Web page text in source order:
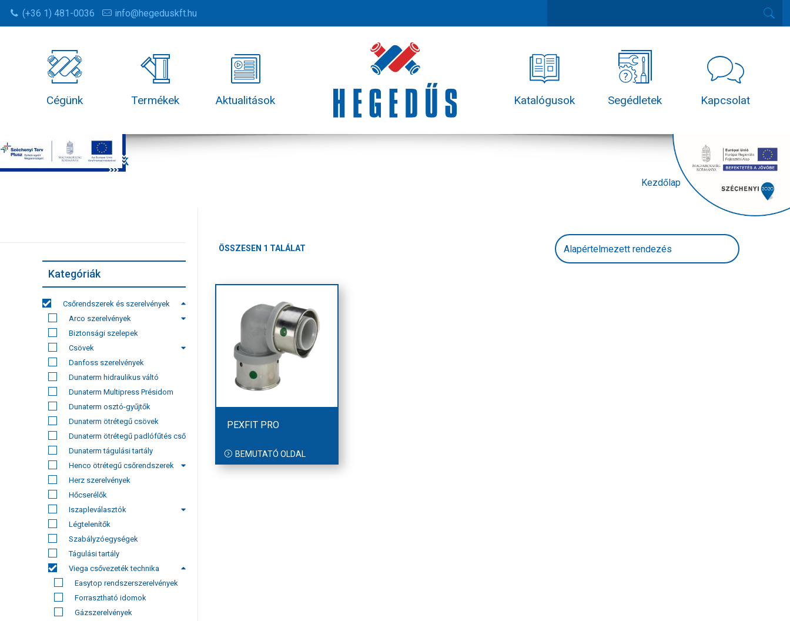
(+36 1) 481-0036 info@hegeduskft.hu
Cégünk Termékek Aktualitások Katalógusok Segédletek Kapcsolat
Termékek
Kezdőlap Termékek
ÖSSZESEN 1 TALÁLAT
PEXFIT PRO
BEMUTATÓ OLDAL
Kategóriák
Csőrendszerek és szerelvények
Arco szerelvények
Biztonsági szelepek
Csövek
Danfoss szerelvények
Dunaterm hidraulikus váltó
Dunaterm Multipress Présidom
Dunaterm osztó-gyűjtők
Dunaterm ötrétegű csövek
Dunaterm ötrétegű padlófűtés cső
Dunaterm tágulási tartály
Henco ötrétegű csőrendszerek
Herz szerelvények
Hőcserélők
Iszapleválasztók
Légtelenítők
Szabályzóegységek
Tágulási tartály
Viega csővezeték technika
Easytop rendszerszerelvények
Forrasztható idomok
Gázszerelvények